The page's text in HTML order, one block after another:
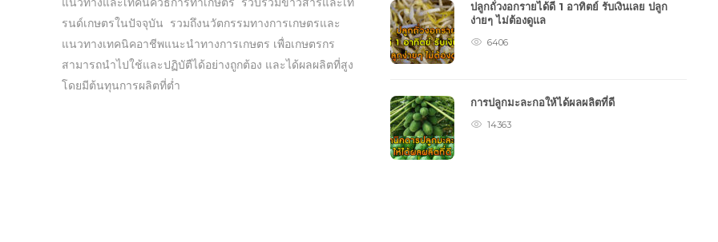
รนด์เกษตรในปัจจุบัน รวมถึงนวัตกรรมทางการเกษตรและ
แนวทางเทคนิคอาชีพแนะนำทางการเกษตร เพื่อเกษตรกร
สามารถนำไปใช้และปฏิบัตืได้อย่างถูกต้อง และได้ผลผลิตที่สูง
โดยมีต้นทุนการผลิตที่ต่ำ
ปลูกถั่วงอกรายได้ดี 1 อาทิตย์ รับเงินเลย ปลูก
ง่ายๆ ไม่ต้องดูแล
6406
การปลูกมะละกอให้ได้ผลผลิตที่ดี
14363